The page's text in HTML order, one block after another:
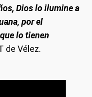
Dios lo ilumine a
por el
lo tienen
de Vélez.